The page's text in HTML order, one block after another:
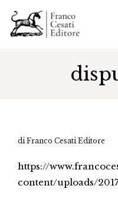
di Franco Cesati Editore
https://
content/uploads/